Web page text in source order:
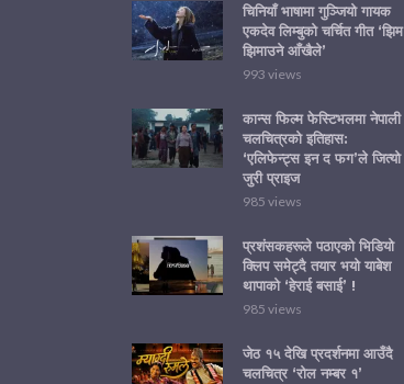
चिनियाँ भाषामा गुञ्जियो गायक
एकदेव लिम्बुको चर्चित गीत ‘झिम
झिमाउने आँखैले’
993 views
कान्स फिल्म फेस्टिभलमा नेपाली
चलचित्रको इतिहास:
‘एलिफेन्ट्स इन द फग’ले जित्यो
जुरी प्राइज
985 views
प्रशंसकहरूले पठाएको भिडियो
क्लिप समेट्दै तयार भयो याबेश
थापाको ‘हेराई बसाई’ !
985 views
जेठ १५ देखि प्रदर्शनमा आउँदै
चलचित्र ‘रोल नम्बर १’